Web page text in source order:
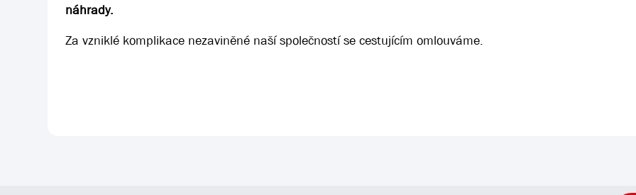
náhrady.
Za vzniklé komplikace nezaviněné naší společností se cestujícím omlouváme.